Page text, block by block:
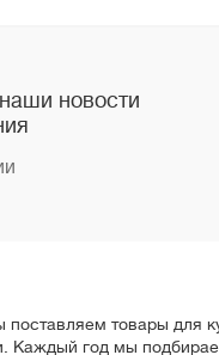
новости
товары для
Каждый год мы